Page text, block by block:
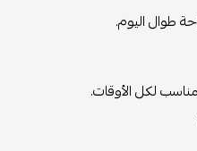
طوال اليوم.
لكل الأوقات.